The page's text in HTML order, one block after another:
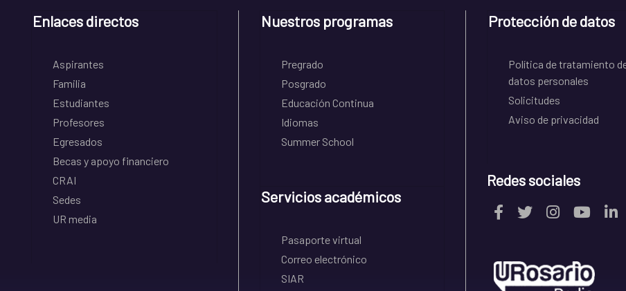
Enlaces directos
Aspirantes
Familia
Estudiantes
Profesores
Egresados
Becas y apoyo financiero
CRAI
Sedes
UR media
Nuestros programas
Pregrado
Posgrado
Educación Continua
Idiomas
Summer School
Servicios académicos
Pasaporte virtual
Correo electrónico
SIAR
Protección de datos
Política de tratamiento
datos personales
Solicitudes
Aviso de privacidad
Redes sociales